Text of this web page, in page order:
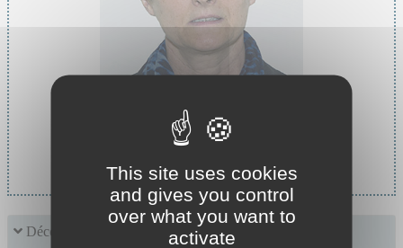
Cheffe de service :
Découvrir le service
This site uses cookies
and gives you control
over what you want to
activate